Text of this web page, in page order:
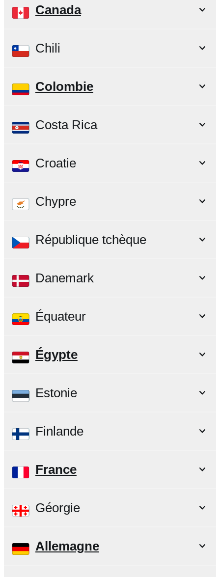
Canada
Chili
Colombie
Costa Rica
Croatie
Chypre
République tchèque
Danemark
Équateur
Égypte
Estonie
Finlande
France
Géorgie
Allemagne